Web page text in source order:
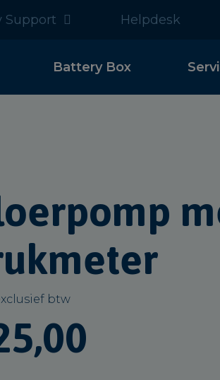
Support Helpdesk
Battery Box
btw